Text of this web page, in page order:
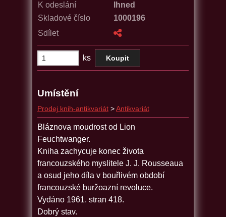
K odeslání
Ihned
Skladové číslo
1000196
Sdílet
ks
Umístění
Prodej knih-antikvariát > Antikvariát
Bláznova moudrost od Lion
Feuchtwanger.
Kniha zachycuje konec života
francouzského myslitele J. J. Rousseaua
a osud jeho díla v bouřlivém období
francouzské buržoazní revoluce.
Vydáno 1961. stran 418.
Dobrý stav.